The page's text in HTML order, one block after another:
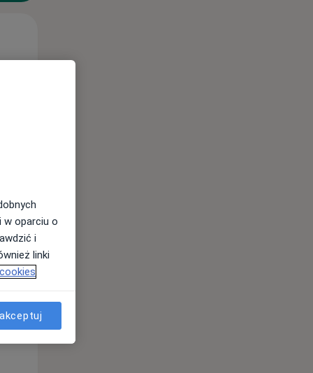
Wt,
11 Sie
w oparciu o
i
linki